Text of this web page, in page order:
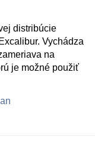
distribúcie
Vychádza
na
je možné použiť